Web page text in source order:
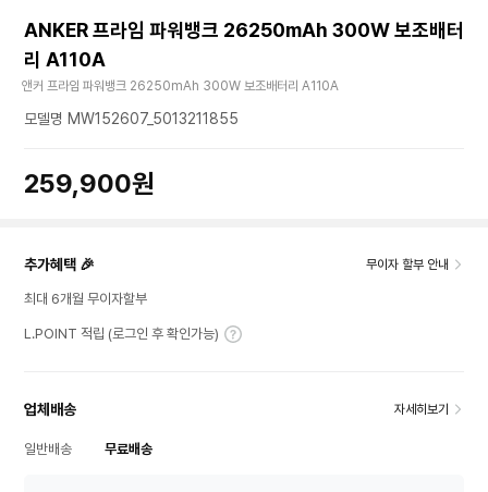
ANKER 프라임 파워뱅크 26250mAh 300W 보조배터
리 A110A
앤커 프라임 파워뱅크 26250mAh 300W 보조배터리 A110A
모델명 MW152607_5013211855
259,900원
추가혜택 🎉 무이자 할부 안내
최대 6개월 무이자할부
L.POINT 적립 (로그인 후 확인가능)
업체배송 자세히보기
일반배송 무료배송